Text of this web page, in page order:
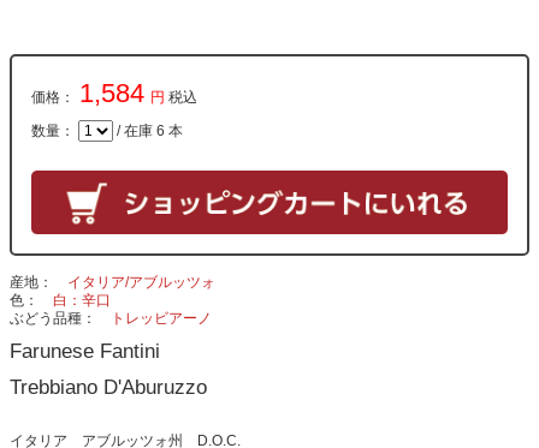
価格： 1,584 円 税込
数量： / 在庫 6 本
産地
イタリア/アブルッツォ
色
白：辛口
ぶどう品種
トレッビアーノ
Farunese Fantini
Trebbiano D'Aburuzzo
イタリア アブルッツォ州 D.O.C.